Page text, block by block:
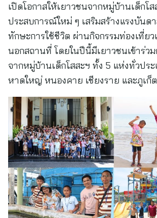
เปิดโอกาสให้เยาวชนจากหมู่บ้านเด็กโส
ประสบการณ์ใหม่ ๆ เสริมสร้างแรงบันด
ทักษะการใช้ชีวิต ผ่านกิจกรรมท่องเที่ย
นอกสถานที่ โดยในปีนี้มีเยาวชนเข้าร่ว
จากหมู่บ้านเด็กโสสะฯ ทั้ง 5 แห่งทั่วปร
หาดใหญ่ หนองคาย เชียงราย และภูเก็ต